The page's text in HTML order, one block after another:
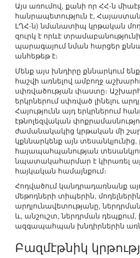
Այս առումով, քանի որ ՀՀ-ն
հանրապետություն է,
ԼՂՀ-ն) նմանատիպ կրթական
զուրկ է որևէ
պարագայում նման հարցեր
անհեթեթ է։
Մենք այս խնդիրը քննարկում
հաշվի առնելով ամբողջ
սփռվածության փաստը։
երկրներում սփռված լինելու
Հայությունն այդ երկրներում
էթնոլեզվական
ժամանակակից կրթական մի
կքննարկենք այն
հայապահպանության
նպատակահարմար է կիրառել
հայկական համայնքում։
Հոդվածում կանդրադառնանք
մեթոդների տիպերին,
արդյունավետությանը,
և, անշուշտ, ներդրման դեպքում,
ազգապահպան խնդիրներին
Բազմէթնիկ